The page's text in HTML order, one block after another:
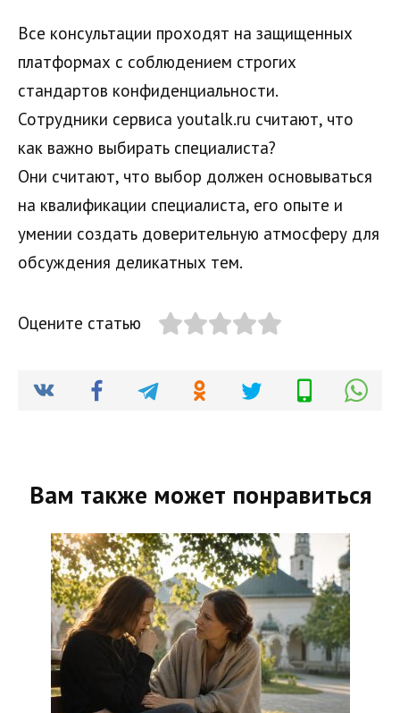
Все консультации проходят на защищенных
платформах с соблюдением строгих
стандартов конфиденциальности.
Сотрудники сервиса youtalk.ru считают, что
как важно выбирать специалиста?
Они считают, что выбор должен основываться
на квалификации специалиста, его опыте и
умении создать доверительную атмосферу для
обсуждения деликатных тем.
Оцените статью
Вам также может понравиться